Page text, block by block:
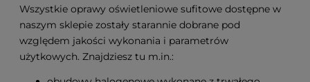
Wszystkie oprawy oświetleniowe sufitowe dostępne w
naszym sklepie zostały starannie dobrane pod
względem jakości wykonania i parametrów
użytkowych. Znajdziesz tu m.in.: